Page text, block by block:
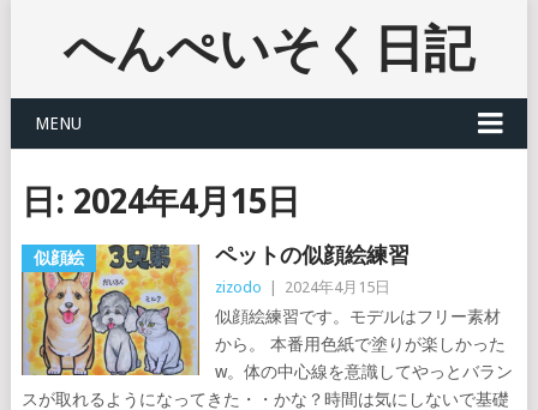
へんぺいそく日記
MENU
日: 2024年4月15日
似顔絵 ペットの似顔絵練習
zizodo 2024年4月15日
似顔絵練習です。モデルはフリー素材
から。 本番用色紙で塗りが楽しかった
w。体の中心線を意識してやっとバラン
スが取れるようになってきた・・かな？時間は気にしないで基礎